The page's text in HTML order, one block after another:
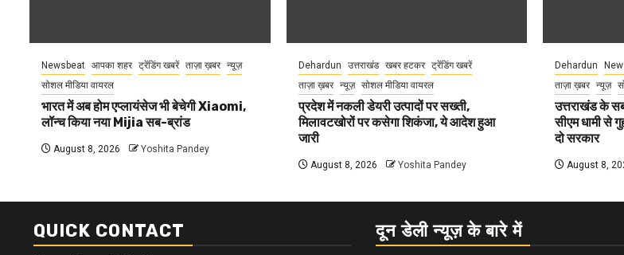
Newsbeat आपका शहर ट्रेंडिंग खबरें ताज़ा ख़बर न्यूज़
सोशल मीडिया वायरल
भारत में अब होम एप्लायंसेज भी बेचेगी Xiaomi,
लॉन्च किया नया Mijia सब-ब्रांड
August 8, 2026 Yoshita Pandey
Dehardun उत्तराखंड खबर हटकर
ट्रेंडिंग खबरें
ताज़ा ख़बर
न्यूज़ सोशल मीडिया वायरल
प्रदेश में नकली डेयरी उत्पादों पर सख्ती,
मिलावटखोरों पर कसेगा शिकंजा, ये आदेश हुआ
जारी
August 8, 2026 Yoshita Pandey
Dehardun
ताज़ा ख़बर न्यूज़
उत्तराखंड के
सीएम धामी से
दो सरकार
August 8,
QUICK CONTACT दून डेली न्यूज़ के बारे में